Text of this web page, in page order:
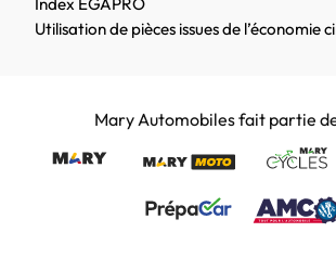
Utilisation de pièces issues de l’économie
Mary Automobiles fait partie